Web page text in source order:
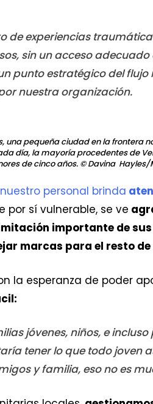
de experiencias
sin un acceso adecuado
punto estratégico del
nuestra organización.
pequeña ciudad en la frontera
día, la mayoría procedentes de
de cinco años. © Davina Hayles/
nuestro personal brinda
por sí vulnerable, se ve
importante de
marcas para el resto
la esperanza de poder
jóvenes, niños, e
tener lo que todo joven
y familia, eso no es